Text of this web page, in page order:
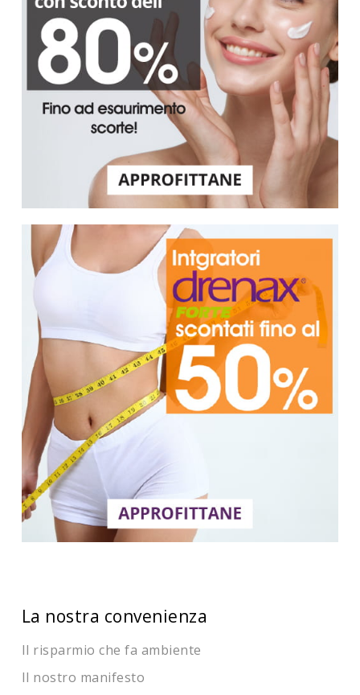
La nostra convenienza
Il risparmio che fa ambiente
Il nostro manifesto